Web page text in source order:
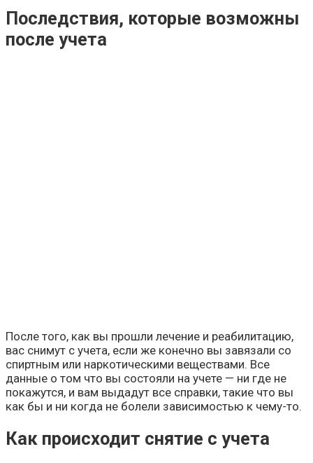
Последствия, которые возможны
после учета
После того, как вы прошли лечение и реабилитацию,
вас снимут с учета, если же конечно вы завязали со
спиртным или наркотическими веществами. Все
данные о том что вы состояли на учете — ни где не
покажутся, и вам выдадут все справки, такие что вы
как бы и ни когда не болели зависимостью к чему-то.
Как происходит снятие с учета